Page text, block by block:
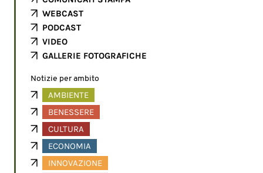
WEBCAST
PODCAST
VIDEO
GALLERIE FOTOGRAFICHE
Notizie per ambito
AMBIENTE
BENESSERE
CULTURA
ECONOMIA
INNOVAZIONE